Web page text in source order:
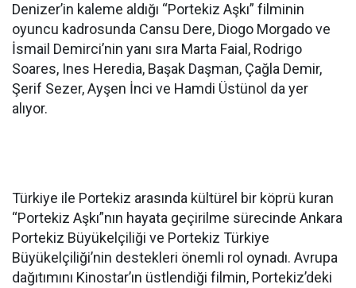
Denizer’in kaleme aldığı “Portekiz Aşkı” filminin
oyuncu kadrosunda Cansu Dere, Diogo Morgado ve
İsmail Demirci’nin yanı sıra Marta Faial, Rodrigo
Soares, Ines Heredia, Başak Daşman, Çağla Demir,
Şerif Sezer, Ayşen İnci ve Hamdi Üstünol da yer
alıyor.
Türkiye ile Portekiz arasında kültürel bir köprü kuran
“Portekiz Aşkı”nın hayata geçirilme sürecinde Ankara
Portekiz Büyükelçiliği ve Portekiz Türkiye
Büyükelçiliği’nin destekleri önemli rol oynadı. Avrupa
dağıtımını Kinostar’ın üstlendiği filmin, Portekiz’deki